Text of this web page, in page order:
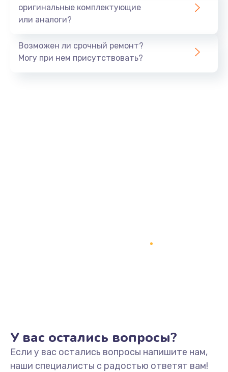
800 руб.
Тюнинг динамиков
Модернизация
2100 руб.
оригинальные комплектующие
или аналоги?
Возможен ли срочный ремонт?
Могу при нем присутствовать?
У вас остались вопросы?
Если у вас остались вопросы напишите нам,
наши специалисты с радостью ответят вам!